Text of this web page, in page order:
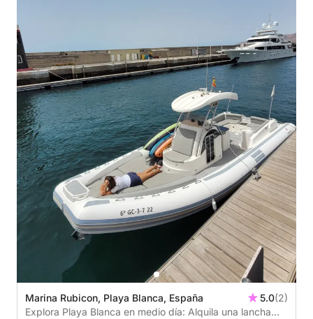
Marina Rubicon, Playa Blanca, España 5.0(2)
Explora Playa Blanca en medio día: Alquila una lancha